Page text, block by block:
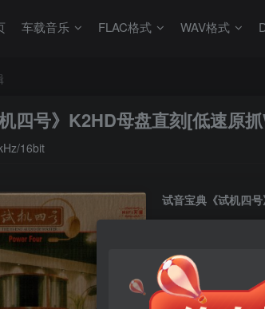
车载音乐 FLAC格式 WAV格式
四号》K2HD母盘直刻[低速原
16bit
试音宝典《试机四
￥9.9 限
￥99